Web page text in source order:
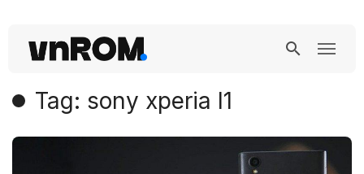
Tag: sony xperia l1